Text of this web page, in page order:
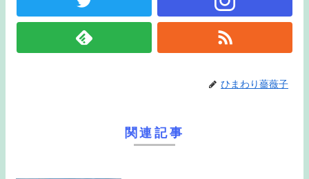
ひまわり薔薇子
関連記事